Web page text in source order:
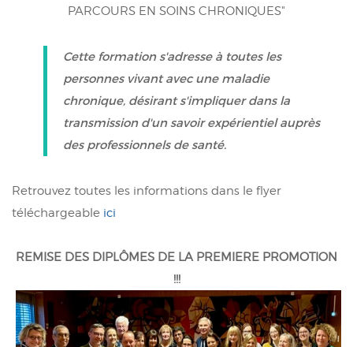
PARCOURS EN SOINS CHRONIQUES"
Cette formation s'adresse à toutes les
personnes vivant avec une maladie
chronique, désirant s'impliquer dans la
transmission d'un savoir expérientiel auprès
des professionnels de santé.
Retrouvez toutes les informations dans le flyer
téléchargeable ici
REMISE DES DIPLÔMES DE LA PREMIERE PROMOTION
!!!